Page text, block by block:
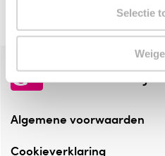
Selectie
Check onze folders
de
Algemene voorwaarden
Cookieverklaring